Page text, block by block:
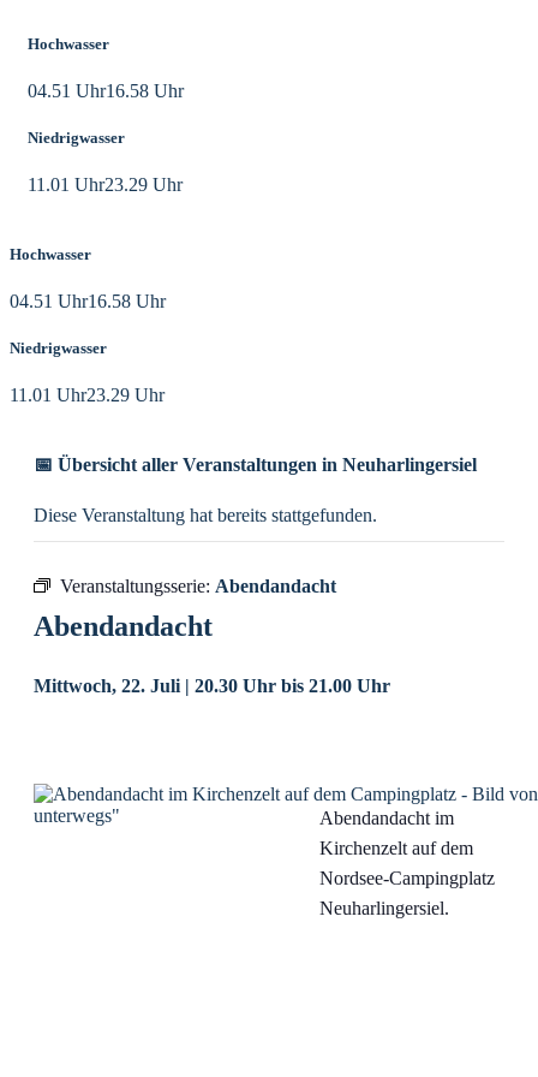
Hochwasser
04.51 Uhr16.58 Uhr
Niedrigwasser
11.01 Uhr23.29 Uhr
Hochwasser
04.51 Uhr16.58 Uhr
Niedrigwasser
11.01 Uhr23.29 Uhr
📅 Übersicht aller Veranstaltungen in Neuharlingersiel
Diese Veranstaltung hat bereits stattgefunden.
Veranstaltungsserie: Abendandacht
Abendandacht
Mittwoch, 22. Juli | 20.30 Uhr bis 21.00 Uhr
Abendandacht im
Kirchenzelt auf dem
Nordsee-Campingplatz
Neuharlingersiel.